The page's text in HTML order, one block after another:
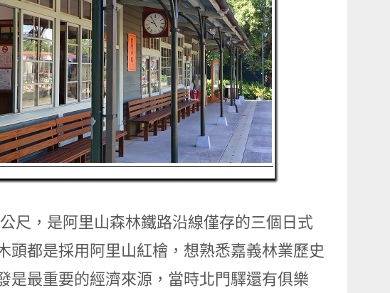
尺，是阿里山森林鐵路沿線僅存的三個日式
都是採用阿里山紅檜，想熟悉嘉義林業歷史
是最重要的經濟來源，當時北門驛還有俱樂